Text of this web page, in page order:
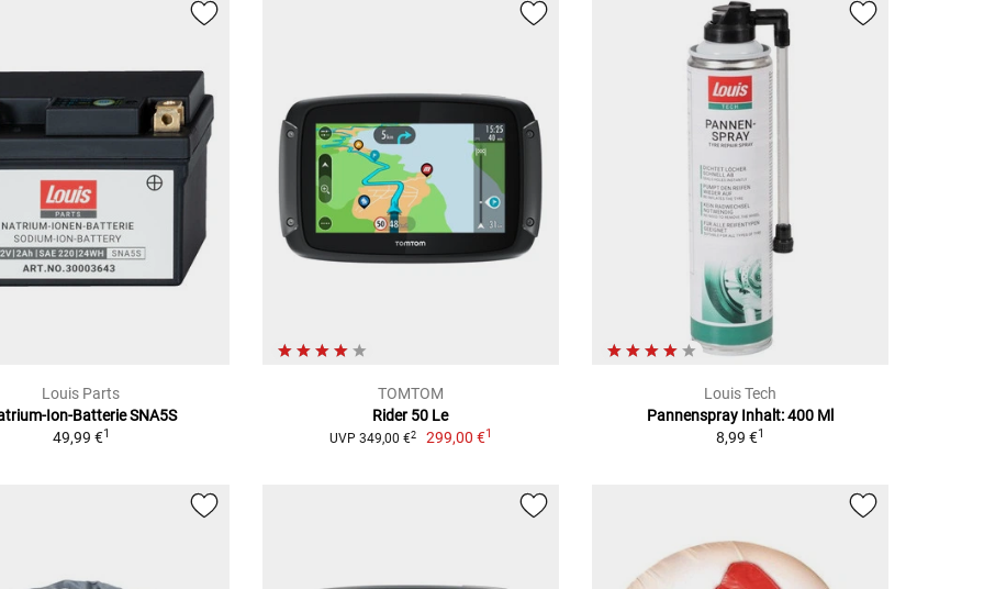
Louis Parts
Ion-Batterie SNA5S
49,99 €1
TOMTOM
Rider 50 Le
UVP 349,00 €2 299,00 €1
Louis Tech
Pannenspray Inhalt: 400 Ml
8,99 €1